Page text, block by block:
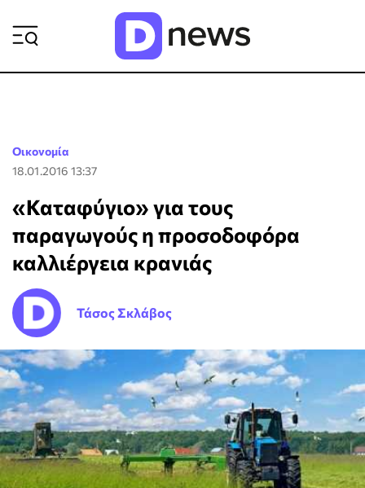
Οικονομία
18.01.2016 13:37
«Καταφύγιο» για τους
παραγωγούς η προσοδοφόρα
καλλιέργεια κρανιάς
Τάσος Σκλάβος